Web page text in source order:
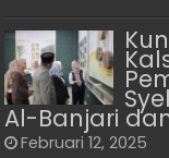
Al-Banjari
Februari 12, 2025